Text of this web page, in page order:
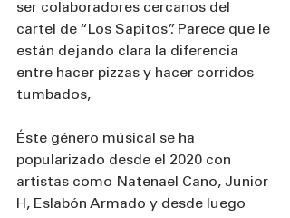
ser colaboradores cercanos del
cartel de “Los Sapitos”. Parece que le
están dejando clara la diferencia
entre hacer pizzas y hacer corridos
tumbados,
Éste género músical se ha
popularizado desde el 2020 con
artistas como Natenael Cano, Junior
H, Eslabón Armado y desde luego